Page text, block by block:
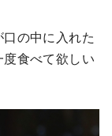
の中に入れた
食べて欲しい